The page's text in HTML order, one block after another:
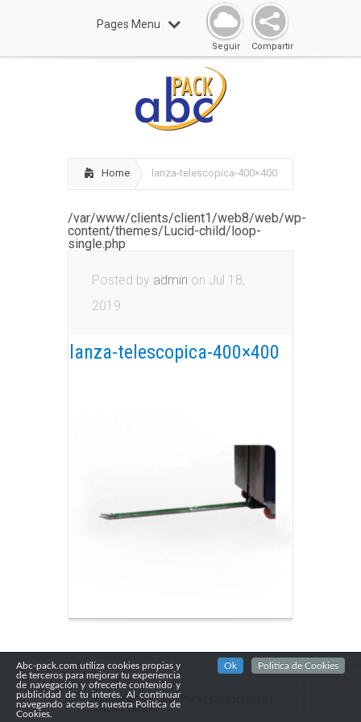
Pages Menu
Compartir
Seguir
Home lanza-telescopica-400×400
/var/www/clients/client1/web8/web/wp-
content/themes/Lucid-child/loop-
single.php
Posted by admin on Jul 18,
2019
lanza-telescopica-400×400
Copyright© 2016Abc Pack
Confidencialidad
Abc-pack.com utiliza cookies propias y
de terceros para mejorar tu experiencia
de navegación y ofrecerte contenido y
publicidad de tu interés. Al continuar
navegando aceptas nuestra Politica de
Cookies.
Ok Politica de Cookies